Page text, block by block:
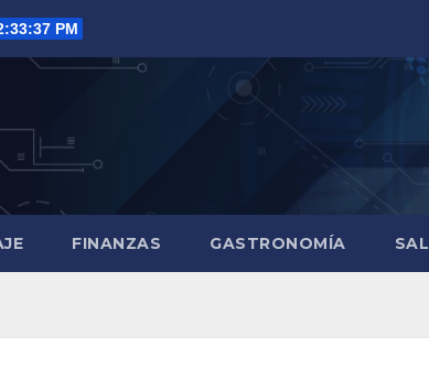
PM
FINANZAS GASTRONOMÍA